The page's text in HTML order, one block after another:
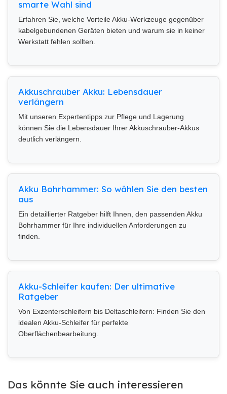
smarte Wahl sind
Erfahren Sie, welche Vorteile Akku-Werkzeuge gegenüber
kabelgebundenen Geräten bieten und warum sie in keiner
Werkstatt fehlen sollten.
Akkuschrauber Akku: Lebensdauer
verlängern
Mit unseren Expertentipps zur Pflege und Lagerung
können Sie die Lebensdauer Ihrer Akkuschrauber-Akkus
deutlich verlängern.
Akku Bohrhammer: So wählen Sie den besten
aus
Ein detaillierter Ratgeber hilft Ihnen, den passenden Akku
Bohrhammer für Ihre individuellen Anforderungen zu
finden.
Akku-Schleifer kaufen: Der ultimative
Ratgeber
Von Exzenterschleifern bis Deltaschleifern: Finden Sie den
idealen Akku-Schleifer für perfekte
Oberflächenbearbeitung.
Das könnte Sie auch interessieren